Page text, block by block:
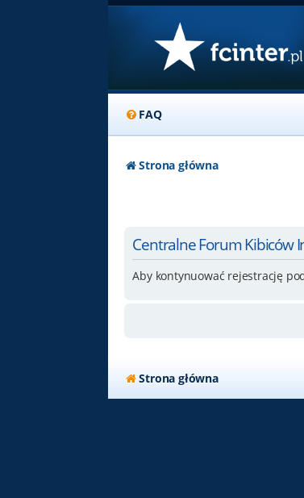
FAQ
Strona główna
Centralne Forum Kibiców
Aby kontynuować rejestrację
Strona główna